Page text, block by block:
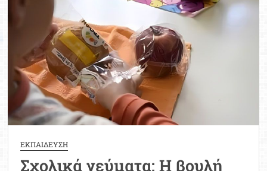
ΕΚΠΑΙΔΕΥΣΗ
Σχολικά γεύματα: Η βουλή